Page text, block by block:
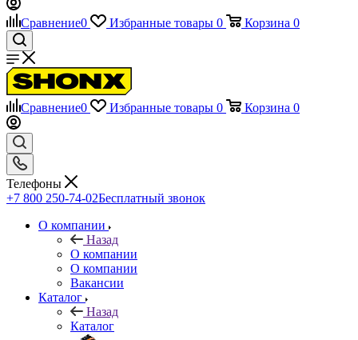
Сравнение0 Избранные товары 0 Корзина 0
Сравнение0 Избранные товары 0 Корзина 0
Телефоны
+7 800 250-74-02Бесплатный звонок
О компании
Назад
О компании
О компании
Вакансии
Каталог
Назад
Каталог